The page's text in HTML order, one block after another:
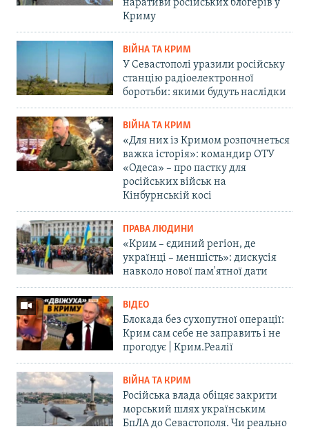
наративи російських блогерів у
Криму
ВІЙНА ТА КРИМ
У Севастополі уразили російську
станцію радіоелектронної
боротьби: якими будуть наслідки
ВІЙНА ТА КРИМ
«Для них із Кримом розпочнеться
важка історія»: командир ОТУ
«Одеса» – про пастку для
російських військ на
Кінбурнській косі
ПРАВА ЛЮДИНИ
«Крим – єдиний регіон, де
українці – меншість»: дискусія
навколо нової пам'ятної дати
ВІДЕО
Блокада без сухопутної операції:
Крим сам себе не заправить і не
прогодує | Крим.Реалії
ВІЙНА ТА КРИМ
Російська влада обіцяє закрити
морський шлях українським
БпЛА до Севастополя. Чи реально